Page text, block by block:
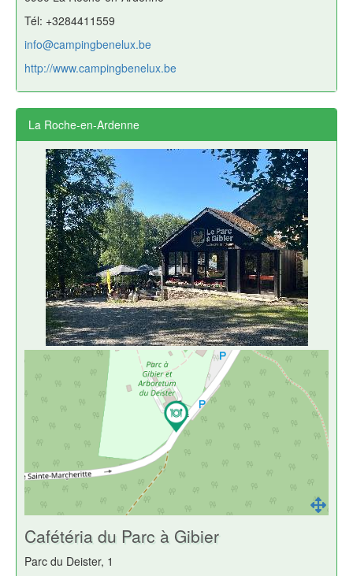
Tél: +3284411559
info@campingbenelux.be
http://www.campingbenelux.be
La Roche-en-Ardenne
Cafétéria du Parc à Gibier
Parc du Deister, 1